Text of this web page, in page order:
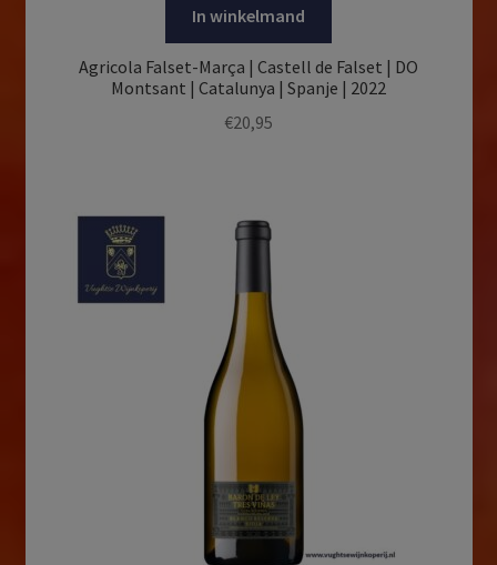
In winkelmand
Agricola Falset-Marça | Castell de Falset | DO
Montsant | Catalunya | Spanje | 2022
€20,95